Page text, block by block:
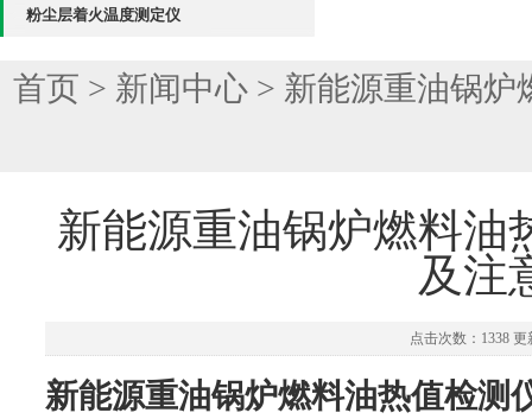
粉尘层着火温度测定仪
首页 > 新闻中心 > 新能源重油锅炉
新能源重油锅炉燃料油
及注
点击次数：1338 更
新能源重油锅炉燃料油热值检测